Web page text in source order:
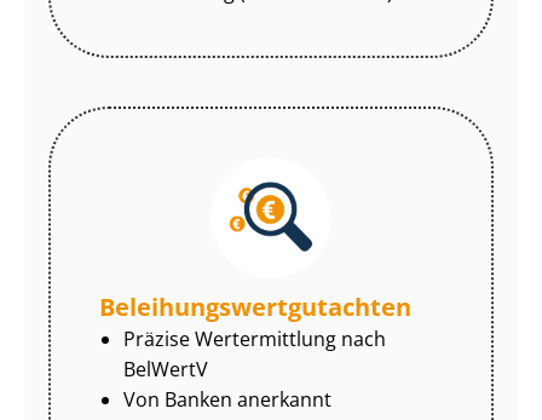
Be­lei­hungs­wert­gut­ach­ten
Präzise Wertermittlung nach
BelWertV
Von Banken anerkannt